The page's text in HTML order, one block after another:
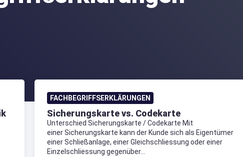
FACHBEGRIFFSERKLÄRUNGEN
Sicherungskarte vs. Codekarte
Unterschied Sicherungskarte / Codekarte Mit
einer Sicherungskarte kann der Kunde sich als Eigentümer
einer Schließanlage, einer Gleichschliessung oder einer
Einzelschliessung gegenüber...